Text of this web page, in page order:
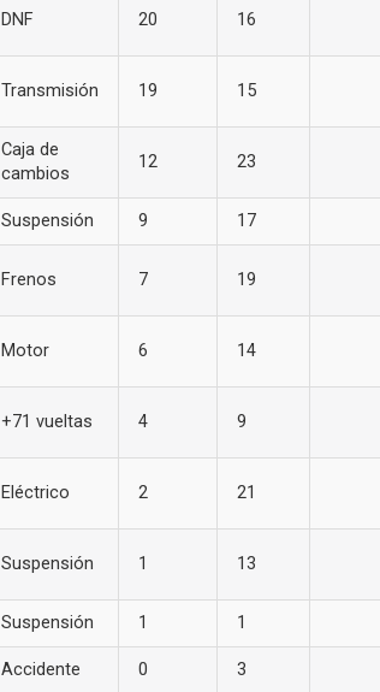
DNF 20 16
Transmisión 19 15
Caja de
cambios
12 23
Suspensión 9 17
Frenos 7 19
Motor 6 14
+71 vueltas 4 9
Eléctrico 2 21
Suspensión 1 13
Suspensión 1 1
Accidente 0 3